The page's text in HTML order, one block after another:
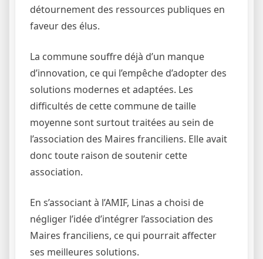
détournement des ressources publiques en
faveur des élus.
La commune souffre déjà d’un manque
d’innovation, ce qui l’empêche d’adopter des
solutions modernes et adaptées. Les
difficultés de cette commune de taille
moyenne sont surtout traitées au sein de
l’association des Maires franciliens. Elle avait
donc toute raison de soutenir cette
association.
En s’associant à l’AMIF, Linas a choisi de
négliger l’idée d’intégrer l’association des
Maires franciliens, ce qui pourrait affecter
ses meilleures solutions.